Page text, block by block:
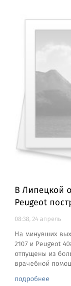
В Липецкой
Peugeot
08:38, 24 апрель
На минувших
2107 и Peugeot
отпущены из
врачебной
подробнее